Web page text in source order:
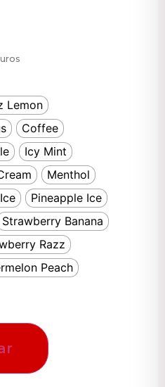
Lemon
Coffee
Icy Mint
Menthol
Pineapple Ice
Strawberry Banana
Razz
Peach